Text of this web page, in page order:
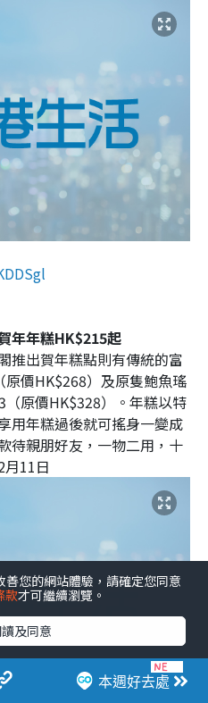
年年糕HK$215起
推出賀年糕點則有傳統的富
價HK$268）及原隻鮑魚瑤
原價HK$328）。年糕以特
用年糕過後就可搖身一變成
待親朋好友，一物二用，十
11日
本週好去處
您的網站體驗，請確定您同意
款才可繼續瀏覽。
及同意